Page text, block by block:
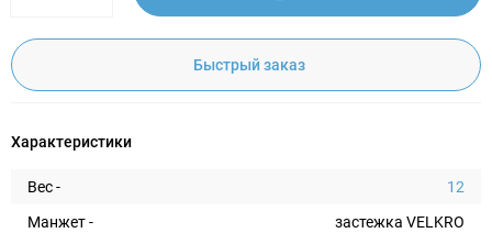
Быстрый заказ
Характеристики
Вес -
12
Манжет -
застежка VELKRO